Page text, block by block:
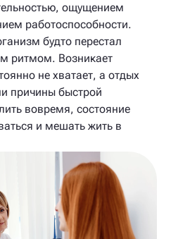
ощущением
работоспособности.
будто перестал
ритмом. Возникает
не хватает, а отдых
причины быстрой
вовремя, состояние
и мешать жить в